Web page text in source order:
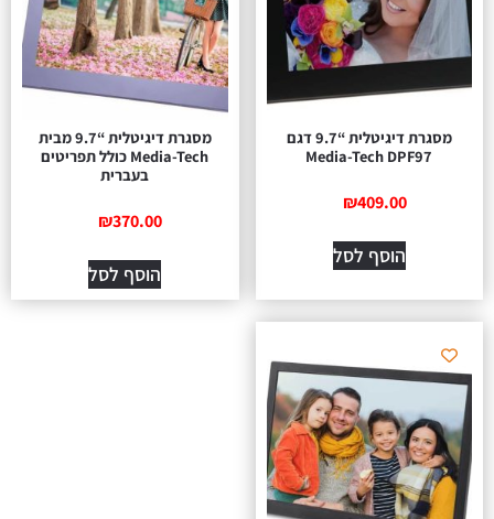
מסגרת דיגיטלית “9.7 דגם
Media-Tech DPF97
₪409.00
הוסף לסל
מסגרת דיגיטלית “9.7 מבית
Media-Tech כולל תפריטים
בעברית
₪370.00
הוסף לסל